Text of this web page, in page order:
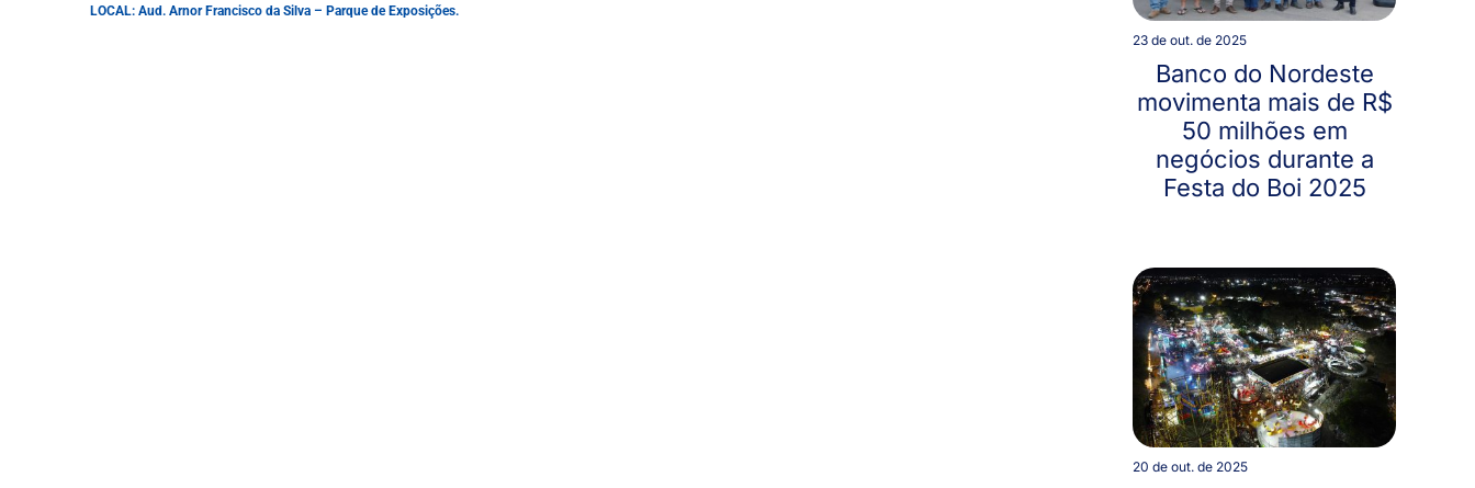
LOCAL: Aud. Arnor Francisco da Silva – Parque de Exposições.
23 de out. de 2025
Banco do Nordeste
movimenta mais de R$
50 milhões em
negócios durante a
Festa do Boi 2025
20 de out. de 2025